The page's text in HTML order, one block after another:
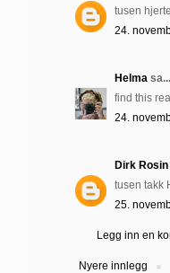
tusen
24.
Helma sa...
find this
24.
Dirk Rosin
tusen takk
25.
Legg inn en
Nyere innlegg